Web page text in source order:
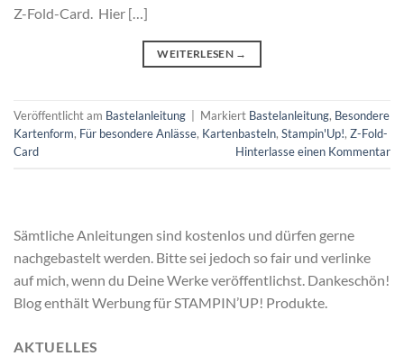
Sämtliche Anleitungen sind kostenlos und dürfen gerne
nachgebastelt werden. Bitte sei jedoch so fair und verlinke
auf mich, wenn du Deine Werke veröffentlichst. Dankeschön!
Blog enthält Werbung für STAMPIN’UP! Produkte.
AKTUELLES
Z-Fold-Card. Hier […]
WEITERLESEN →
Veröffentlicht am Bastelanleitung Markiert Bastelanleitung, Besondere
Kartenform, Für besondere Anlässe, Kartenbasteln, Stampin'Up!, Z-Fold-
Card
Hinterlasse einen Kommentar